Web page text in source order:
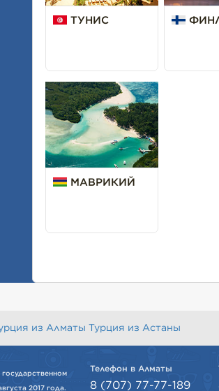
ТУНИС
МАВРИКИЙ
из Алматы Турция из Астаны
2017 года.
Телефон в Алматы
8 (707) 77-77-189